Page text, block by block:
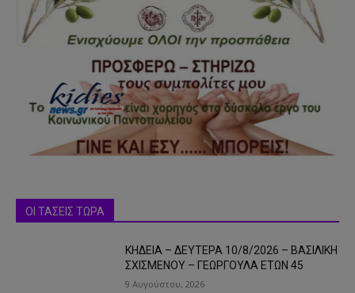
ΟΙ ΤΑΣΕΙΣ ΤΩΡΑ
ΚΗΔΕΙΑ – ΔΕΥΤΕΡΑ 10/8/2026 – ΒΑΣΙΛΙΚΗ
ΣΧΙΣΜΕΝΟΥ – ΓΕΩΡΓΟΥΛΑ ΕΤΩΝ 45
9 Αυγούστου, 2026